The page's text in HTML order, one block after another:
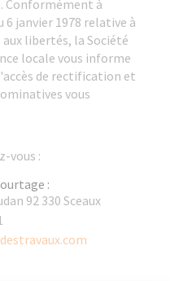
Conformément à
6 janvier 1978 relative à
libertés, la Société
locale vous informe
de rectification et
vous
vous :
:
92 330 Sceaux